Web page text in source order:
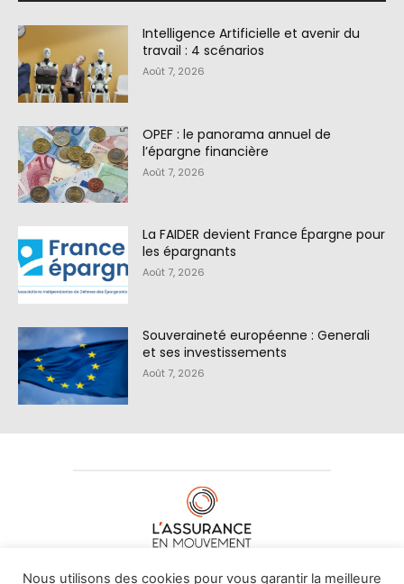
Intelligence Artificielle et avenir du
travail : 4 scénarios
Août 7, 2026
OPEF : le panorama annuel de
l’épargne financière
Août 7, 2026
La FAIDER devient France Épargne pour
les épargnants
Août 7, 2026
Souveraineté européenne : Generali
et ses investissements
Août 7, 2026
À PROPOS DE NOUS•CONTACT
Nous utilisons des cookies pour vous garantir la meilleure